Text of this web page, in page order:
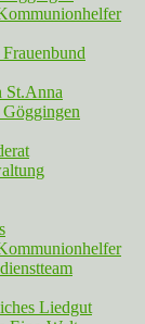
St.Anna
Liedgut